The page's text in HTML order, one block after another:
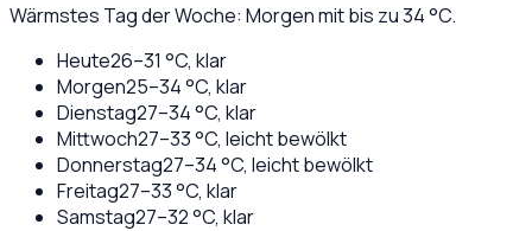
Wärmstes Tag der Woche: Morgen mit bis zu 34 °C.
Heute26–31 °C, klar
Morgen25–34°C, klar
Dienstag27–34°C, klar
Mittwoch27–33°C, leicht bewölkt
Donnerstag27–34°C, leicht bewölkt
Freitag27–33°C, klar
Samstag27–32°C, klar